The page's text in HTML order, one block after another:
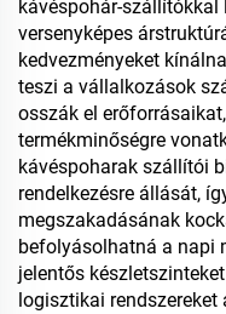
kávéspohár-szállítókkal
versenyképes
kedvezményeket
teszi a vállalkozások
osszák el
termékminőségre
kávéspoharak szállítói
rendelkezésre állását,
megszakadásának
befolyásolhatná a napi
jelentős
logisztikai